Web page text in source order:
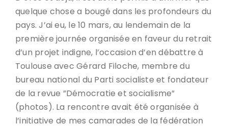
quelque chose a bougé dans les profondeurs du
pays. J’ai eu, le 10 mars, au lendemain de la
première journée organisée en faveur du retrait
d’un projet indigne, l’occasion d’en débattre à
Toulouse avec Gérard Filoche, membre du
bureau national du Parti socialiste et fondateur
de la revue ”Démocratie et socialisme”
(photos). La rencontre avait été organisée à
l’initiative de mes camarades de la fédération